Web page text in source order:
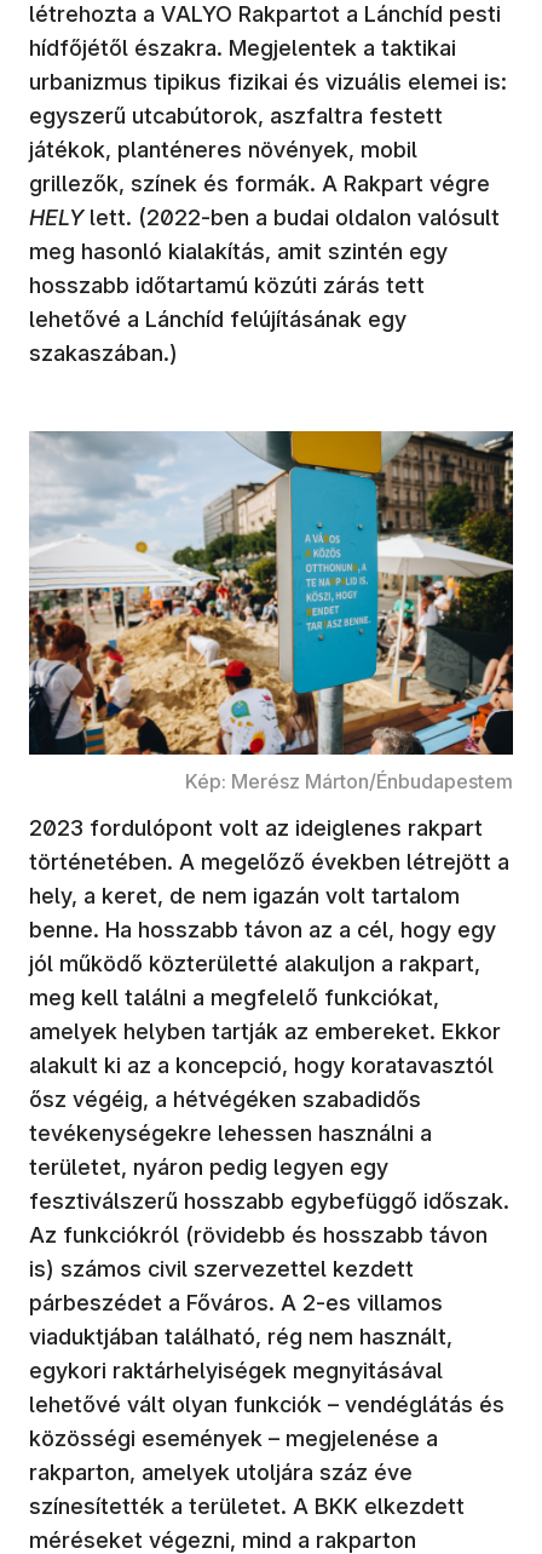
létrehozta a VALYO Rakpartot a Lánchíd pesti
hídfőjétől északra. Megjelentek a taktikai
urbanizmus tipikus fizikai és vizuális elemei is:
egyszerű utcabútorok, aszfaltra festett
játékok, planténeres növények, mobil
grillezők, színek és formák. A Rakpart végre
HELYlett. (2022-ben a budai oldalon valósult
meg hasonló kialakítás, amit szintén egy
hosszabb időtartamú közúti zárás tett
lehetővé a Lánchíd felújításának egy
szakaszában.)
Kép: Merész Márton/Énbudapestem
2023 fordulópont volt az ideiglenes rakpart
történetében. A megelőző években létrejött a
hely, a keret, de nem igazán volt tartalom
benne. Ha hosszabb távon az a cél, hogy egy
jól működő közterületté alakuljon a rakpart,
meg kell találni a megfelelő funkciókat,
amelyek helyben tartják az embereket. Ekkor
alakult ki az a koncepció, hogy koratavasztól
ősz végéig, a hétvégéken szabadidős
tevékenységekre lehessen használni a
területet, nyáron pedig legyen egy
fesztiválszerű hosszabb egybefüggő időszak.
Az funkciókról (rövidebb és hosszabb távon
is) számos civil szervezettel kezdett
párbeszédet a Főváros. A 2-es villamos
viaduktjában található, rég nem használt,
egykori raktárhelyiségek megnyitásával
lehetővé vált olyan funkciók – vendéglátás és
közösségi események – megjelenése a
rakparton, amelyek utoljára száz éve
színesítették a területet. A BKK elkezdett
méréseket végezni, mind a rakparton